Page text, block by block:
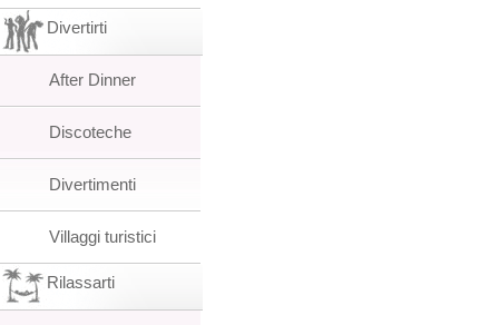
Divertirti
After Dinner
Discoteche
Divertimenti
Villaggi turistici
Rilassarti